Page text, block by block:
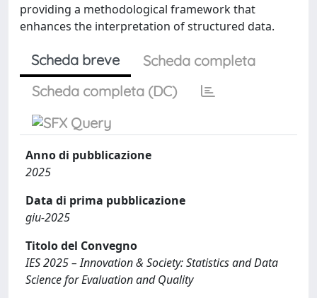
providing a methodological framework that
enhances the interpretation of structured data.
Scheda breve
Scheda completa
Scheda completa (DC)
Anno di pubblicazione
2025
Data di prima pubblicazione
giu-2025
Titolo del Convegno
IES 2025 – Innovation & Society: Statistics and Data
Science for Evaluation and Quality